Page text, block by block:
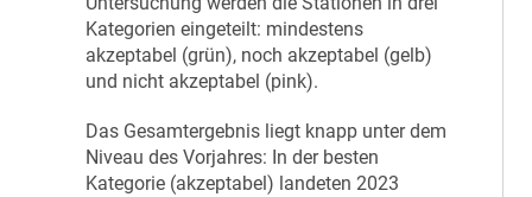
Kategorien eingeteilt: mindestens
akzeptabel (grün), noch akzeptabel (gelb)
und nicht akzeptabel (pink).
Das Gesamtergebnis liegt knapp unter dem
Niveau des Vorjahres: In der besten
Kategorie (akzeptabel) landeten 2023